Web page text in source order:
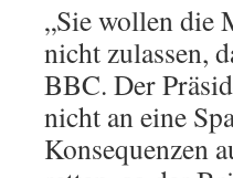
„Sie wollen die
nicht zulassen,
BBC. Der
nicht an eine
Konsequenzen